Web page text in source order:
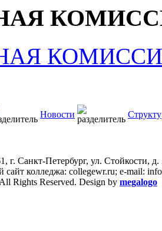
Новости
г. Санкт-Петербург, ул. Стойкости,
сайт колледжа: collegewr.ru; e-mail:
Rights Reserved. Design by megalogo